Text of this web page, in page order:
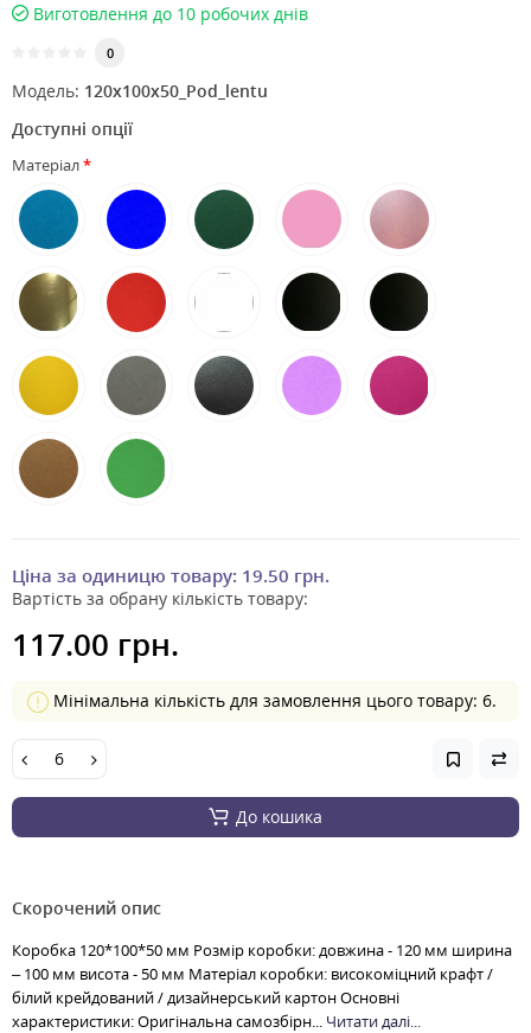
Виготовлення до 10 робочих днів
0
Модель: 120х100х50_Pod_lentu
Доступні опції
Матеріал
Ціна за одиницю товару: 19.50 грн.
Вартість за обрану кількість товару:
117.00 грн.
Мінімальна кількість для замовлення цього товару: 6.
До кошика
Скорочений опис
Коробка 120*100*50 мм Розмір коробки: довжина - 120 мм ширина
– 100 мм висота - 50 мм Матеріал коробки: високоміцний крафт /
білий крейдований / дизайнерський картон Основні
характеристики: Оригінальна самозбірн... Читати далі...